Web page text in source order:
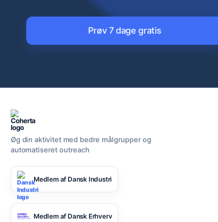
Prøv 7 dage gratis
Øg din aktivitet med bedre målgrupper og
automatiseret outreach
Medlem af Dansk Industri
Medlem af Dansk Erhverv